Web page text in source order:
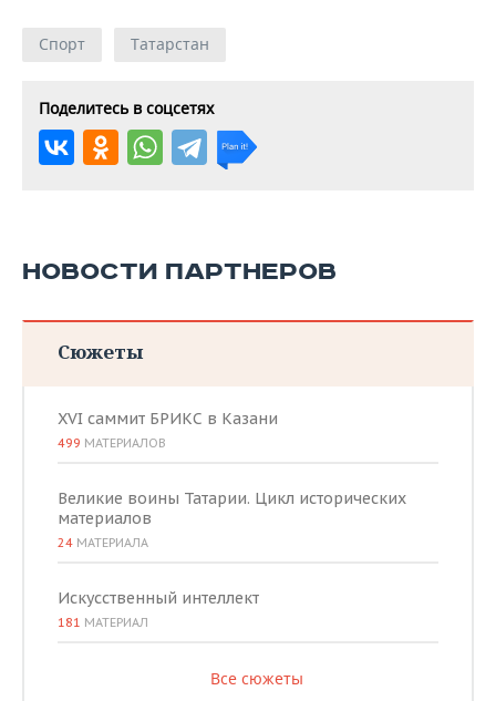
Спорт Татарстан
Поделитесь в соцсетях
НОВОСТИ ПАРТНЕРОВ
Сюжеты
XVI саммит БРИКС в Казани
499 МАТЕРИАЛОВ
Великие воины Татарии. Цикл исторических
материалов
24 МАТЕРИАЛА
Искусственный интеллект
181 МАТЕРИАЛ
Все сюжеты